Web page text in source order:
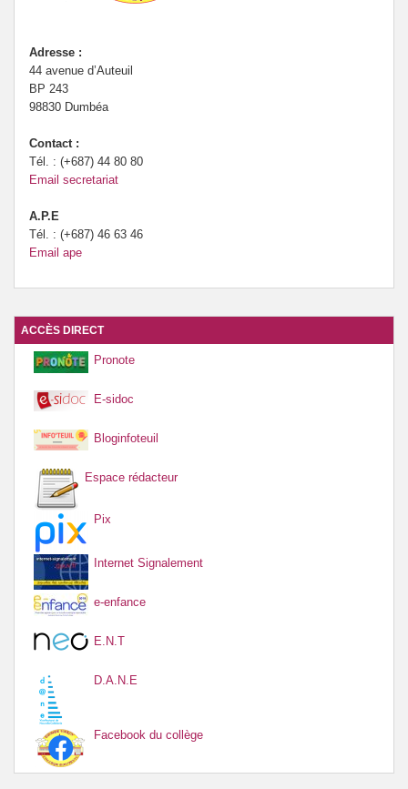
Adresse :
44 avenue d’Auteuil
BP 243
98830 Dumbéa
Contact :
Tél. : (+687) 44 80 80
Email secretariat
A.P.E
Tél. : (+687) 46 63 46
Email ape
ACCÈS DIRECT
Pronote
E-sidoc
Bloginfoteuil
Espace rédacteur
Pix
Internet Signalement
e-enfance
E.N.T
D.A.N.E
Facebook du collège